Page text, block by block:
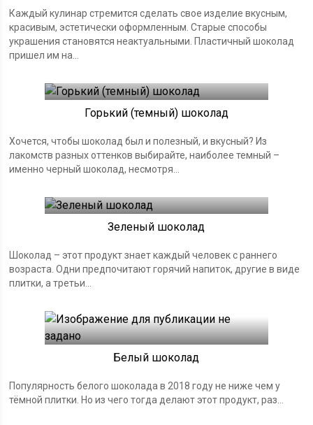
Каждый кулинар стремится сделать свое изделие вкусным,
красивым, эстетически оформленным. Старые способы
украшения становятся неактуальными. Пластичный шоколад
пришел им на...
Горький (темный) шоколад
Хочется, чтобы шоколад был и полезный, и вкусный? Из
лакомств разных оттенков выбирайте, наиболее темный –
именно черный шоколад, несмотря...
Зеленый шоколад
Шоколад – этот продукт знает каждый человек с раннего
возраста. Одни предпочитают горячий напиток, другие в виде
плитки, а третьи...
Белый шоколад
Популярность белого шоколада в 2018 году не ниже чем у
тёмной плитки. Но из чего тогда делают этот продукт, раз...